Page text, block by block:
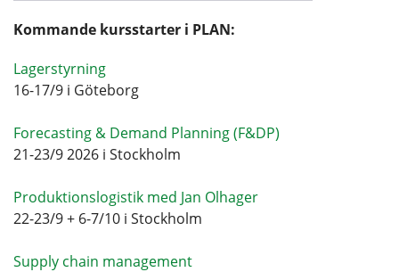
Kommande kursstarter i PLAN:
Lagerstyrning
16-17/9 i Göteborg
Forecasting & Demand Planning (F&DP)
21-23/9 2026 i Stockholm
Produktionslogistik med Jan Olhager
22-23/9 + 6-7/10 i Stockholm
Supply chain management